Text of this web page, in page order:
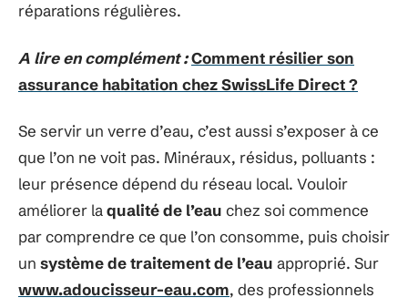
réparations régulières.
A lire en complément :Comment résilier son
assurance habitation chez SwissLife Direct ?
Se servir un verre d’eau, c’est aussi s’exposer à ce
que l’on ne voit pas. Minéraux, résidus, polluants :
leur présence dépend du réseau local. Vouloir
améliorer laqualité de l’eau chez soi commence
par comprendre ce que l’on consomme, puis choisir
un système de traitement de l’eau approprié. Sur
www.adoucisseur-eau.com, des professionnels